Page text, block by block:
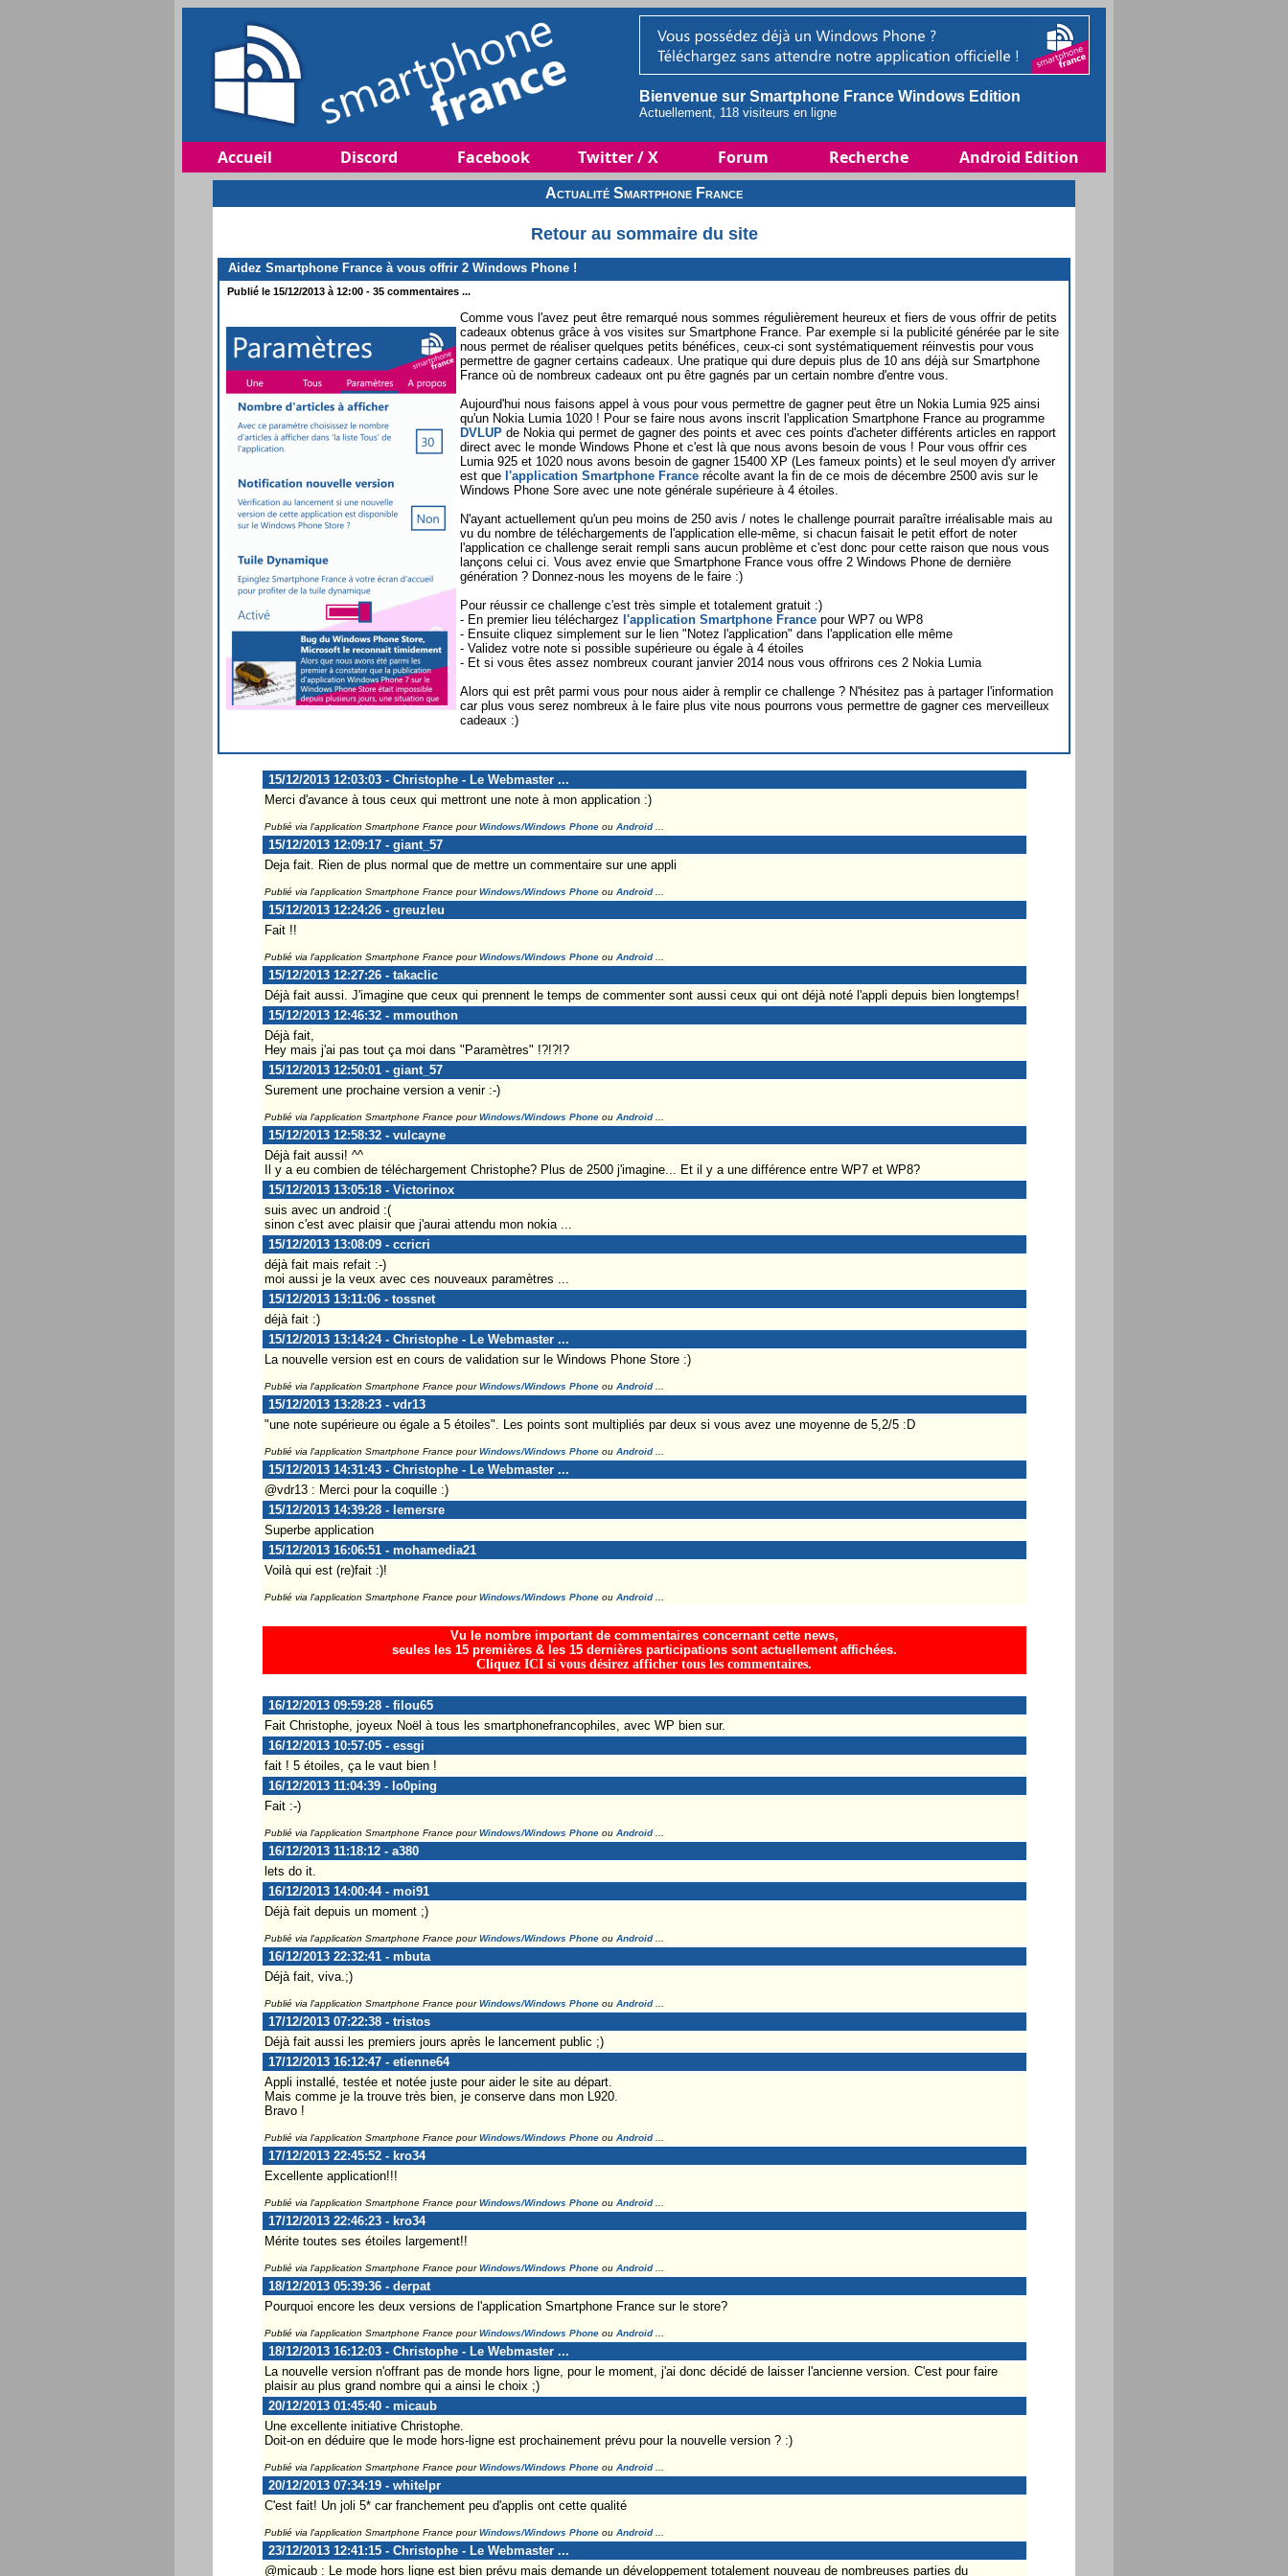
Bienvenue sur Smartphone France Windows Edition
Actuellement, 118 visiteurs en ligne
Accueil Discord Facebook Twitter / X Forum Recherche Android Edition
Actualité Smartphone France
Retour au sommaire du site
Aidez Smartphone France à vous offrir 2 Windows Phone !
Publié le 15/12/2013 à 12:00 - 35 commentaires ...
Comme vous l'avez peut être remarqué nous sommes régulièrement heureux et fiers de vous offrir de petits
cadeaux obtenus grâce à vos visites sur Smartphone France. Par exemple si la publicité générée par le site
nous permet de réaliser quelques petits bénéfices, ceux-ci sont systématiquement réinvestis pour vous
permettre de gagner certains cadeaux. Une pratique qui dure depuis plus de 10 ans déjà sur Smartphone
France où de nombreux cadeaux ont pu être gagnés par un certain nombre d'entre vous.
Aujourd'hui nous faisons appel à vous pour vous permettre de gagner peut être un Nokia Lumia 925 ainsi
qu'un Nokia Lumia 1020 ! Pour se faire nous avons inscrit l'application Smartphone France au programme
DVLUP de Nokia qui permet de gagner des points et avec ces points d'acheter différents articles en rapport
direct avec le monde Windows Phone et c'est là que nous avons besoin de vous ! Pour vous offrir ces
Lumia 925 et 1020 nous avons besoin de gagner 15400 XP (Les fameux points) et le seul moyen d'y arriver
est que l'application Smartphone France récolte avant la fin de ce mois de décembre 2500 avis sur le
Windows Phone Sore avec une note générale supérieure à 4 étoiles.
N'ayant actuellement qu'un peu moins de 250 avis / notes le challenge pourrait paraître irréalisable mais au
vu du nombre de téléchargements de l'application elle-même, si chacun faisait le petit effort de noter
l'application ce challenge serait rempli sans aucun problème et c'est donc pour cette raison que nous vous
lançons celui ci. Vous avez envie que Smartphone France vous offre 2 Windows Phone de dernière
génération ? Donnez-nous les moyens de le faire :)
Pour réussir ce challenge c'est très simple et totalement gratuit :)
- En premier lieu téléchargez l'application Smartphone France pour WP7 ou WP8
- Ensuite cliquez simplement sur le lien "Notez l'application" dans l'application elle même
- Validez votre note si possible supérieure ou égale à 4 étoiles
- Et si vous êtes assez nombreux courant janvier 2014 nous vous offrirons ces 2 Nokia Lumia
Alors qui est prêt parmi vous pour nous aider à remplir ce challenge ? N'hésitez pas à partager l'information
car plus vous serez nombreux à le faire plus vite nous pourrons vous permettre de gagner ces merveilleux
cadeaux :)
15/12/2013 12:03:03 - Christophe - Le Webmaster ...
Merci d'avance à tous ceux qui mettront une note à mon application :)
Publié via l'application Smartphone France pourWindows/Windows Phoneou Android...
15/12/2013 12:09:17 - giant_57
Deja fait. Rien de plus normal que de mettre un commentaire sur une appli
Publié via l'application Smartphone France pourWindows/Windows Phoneou Android...
15/12/2013 12:24:26 - greuzleu
Fait !!
Publié via l'application Smartphone France pourWindows/Windows Phoneou Android...
15/12/2013 12:27:26 - takaclic
Déjà fait aussi. J'imagine que ceux qui prennent le temps de commenter sont aussi ceux qui ont déjà noté l'appli depuis bien longtemps!
15/12/2013 12:46:32 - mmouthon
Déjà fait,
Hey mais j'ai pas tout ça moi dans "Paramètres" !?!?!?
15/12/2013 12:50:01 - giant_57
Surement une prochaine version a venir :-)
Publié via l'application Smartphone France pourWindows/Windows Phoneou Android...
15/12/2013 12:58:32 - vulcayne
Déjà fait aussi! ^^
Il y a eu combien de téléchargement Christophe? Plus de 2500 j'imagine... Et il y a une différence entre WP7 et WP8?
15/12/2013 13:05:18 - Victorinox
suis avec un android :(
sinon c'est avec plaisir que j'aurai attendu mon nokia ...
15/12/2013 13:08:09 - ccricri
déjà fait mais refait :-)
moi aussi je la veux avec ces nouveaux paramètres ...
15/12/2013 13:11:06 - tossnet
déjà fait :)
15/12/2013 13:14:24 - Christophe - Le Webmaster ...
La nouvelle version est en cours de validation sur le Windows Phone Store :)
Publié via l'application Smartphone France pourWindows/Windows Phoneou Android...
15/12/2013 13:28:23 - vdr13
"une note supérieure ou égale a 5 étoiles". Les points sont multipliés par deux si vous avez une moyenne de 5,2/5 :D
Publié via l'application Smartphone France pourWindows/Windows Phoneou Android...
15/12/2013 14:31:43 - Christophe - Le Webmaster ...
@vdr13 : Merci pour la coquille :)
15/12/2013 14:39:28 - lemersre
Superbe application
15/12/2013 16:06:51 - mohamedia21
Voilà qui est (re)fait :)!
Publié via l'application Smartphone France pourWindows/Windows Phoneou Android...
Vu le nombre important de commentaires concernant cette news,
seules les 15 premières & les 15 dernières participations sont actuellement affichées.
Cliquez ICI si vous désirez afficher tous les commentaires.
16/12/2013 09:59:28 - filou65
Fait Christophe, joyeux Noël à tous les smartphonefrancophiles, avec WP bien sur.
16/12/2013 10:57:05 - essgi
fait ! 5 étoiles, ça le vaut bien !
16/12/2013 11:04:39 - lo0ping
Fait :-)
Publié via l'application Smartphone France pourWindows/Windows Phoneou Android...
16/12/2013 11:18:12 - a380
lets do it.
16/12/2013 14:00:44 - moi91
Déjà fait depuis un moment ;)
Publié via l'application Smartphone France pourWindows/Windows Phoneou Android...
16/12/2013 22:32:41 - mbuta
Déjà fait, viva.;)
Publié via l'application Smartphone France pourWindows/Windows Phoneou Android...
17/12/2013 07:22:38 - tristos
Déjà fait aussi les premiers jours après le lancement public ;)
17/12/2013 16:12:47 - etienne64
Appli installé, testée et notée juste pour aider le site au départ.
Mais comme je la trouve très bien, je conserve dans mon L920.
Bravo !
Publié via l'application Smartphone France pourWindows/Windows Phoneou Android...
17/12/2013 22:45:52 - kro34
Excellente application!!!
Publié via l'application Smartphone France pourWindows/Windows Phoneou Android...
17/12/2013 22:46:23 - kro34
Mérite toutes ses étoiles largement!!
Publié via l'application Smartphone France pourWindows/Windows Phoneou Android...
18/12/2013 05:39:36 - derpat
Pourquoi encore les deux versions de l'application Smartphone France sur le store?
Publié via l'application Smartphone France pourWindows/Windows Phoneou Android...
18/12/2013 16:12:03 - Christophe - Le Webmaster ...
La nouvelle version n'offrant pas de monde hors ligne, pour le moment, j'ai donc décidé de laisser l'ancienne version. C'est pour faire
plaisir au plus grand nombre qui a ainsi le choix ;)
20/12/2013 01:45:40 - micaub
Une excellente initiative Christophe.
Doit-on en déduire que le mode hors-ligne est prochainement prévu pour la nouvelle version ? :)
Publié via l'application Smartphone France pourWindows/Windows Phoneou Android...
20/12/2013 07:34:19 - whitelpr
C'est fait! Un joli 5* car franchement peu d'applis ont cette qualité
Publié via l'application Smartphone France pourWindows/Windows Phoneou Android...
23/12/2013 12:41:15 - Christophe - Le Webmaster ...
@micaub : Le mode hors ligne est bien prévu mais demande un développement totalement nouveau de nombreuses parties du